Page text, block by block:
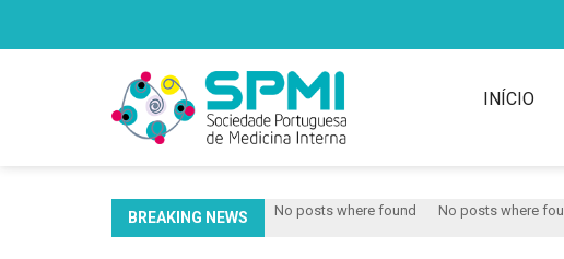
INÍCIO
BREAKING NEWSNo posts where found No posts where found